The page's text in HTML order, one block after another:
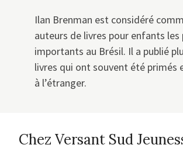
Ilan Brenman est considéré
auteurs de livres pour enfants les
importants au Brésil. Il a publié
livres qui ont souvent été primés
à l’étranger.
Chez Versant Sud